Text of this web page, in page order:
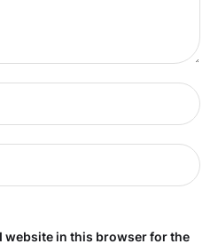
website in this browser for the